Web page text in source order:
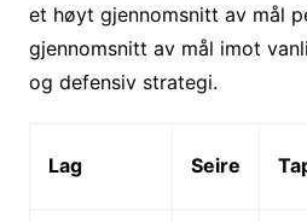
et høyt gjennomsnitt av mål
gjennomsnitt av mål imot
og defensiv strategi.
Lag Seire